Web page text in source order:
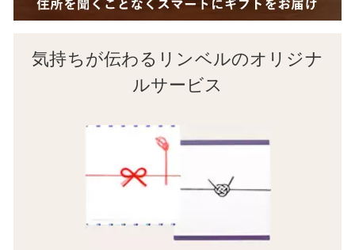
気持ちが伝わるリンベルのオリジナ
ルサービス